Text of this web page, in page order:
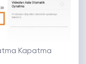
Kapatma